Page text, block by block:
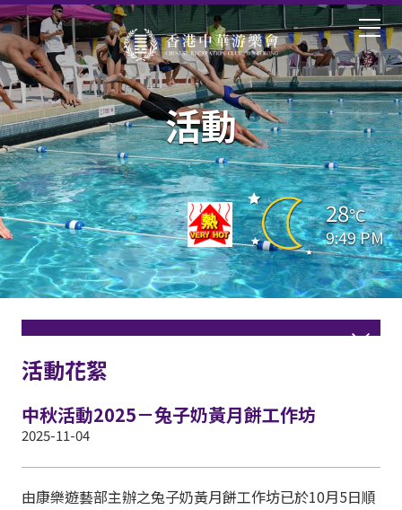
28°C
9:49 PM
活動
活動花絮
中秋活動2025－兔子奶黃月餅工作坊
2025-11-04
由康樂遊藝部主辦之兔子奶黃月餅工作坊已於10月5日順